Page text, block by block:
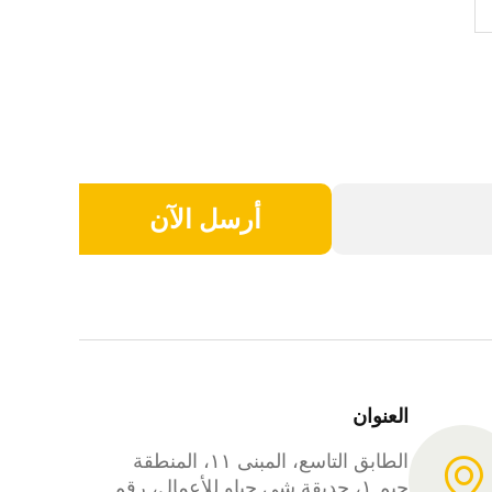
أرسل الآن
العنوان
الطابق التاسع، المبنى ١١، المنطقة
جيم ١، حديقة شي جياو للأعمال، رقم